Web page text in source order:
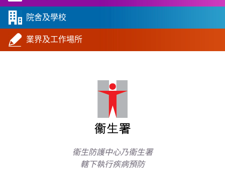
院舍及學校
業界及工作場所
衞生防護中心乃衞生署
轄下執行疾病預防